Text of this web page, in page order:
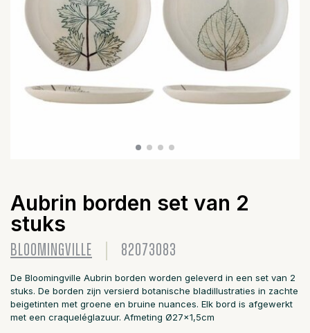
Aubrin borden set van 2
stuks
BLOOMINGVILLE 82073083
De Bloomingville Aubrin borden worden geleverd in een set van 2
stuks. De borden zijn versierd botanische bladillustraties in zachte
beigetinten met groene en bruine nuances. Elk bord is afgewerkt
met een craqueléglazuur. Afmeting Ø27x1,5cm